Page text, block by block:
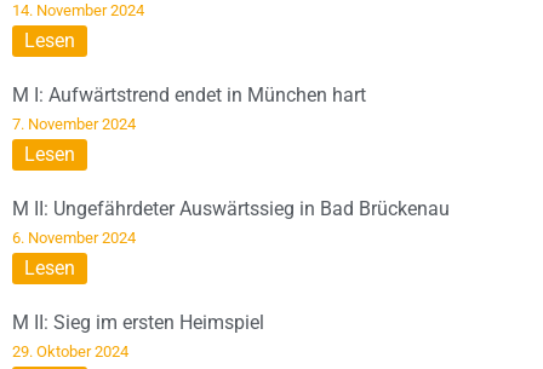
14. November 2024
Lesen
M I: Aufwärtstrend endet in München hart
7. November 2024
Lesen
M II: Ungefährdeter Auswärtssieg in Bad Brückenau
6. November 2024
Lesen
M II: Sieg im ersten Heimspiel
29. Oktober 2024